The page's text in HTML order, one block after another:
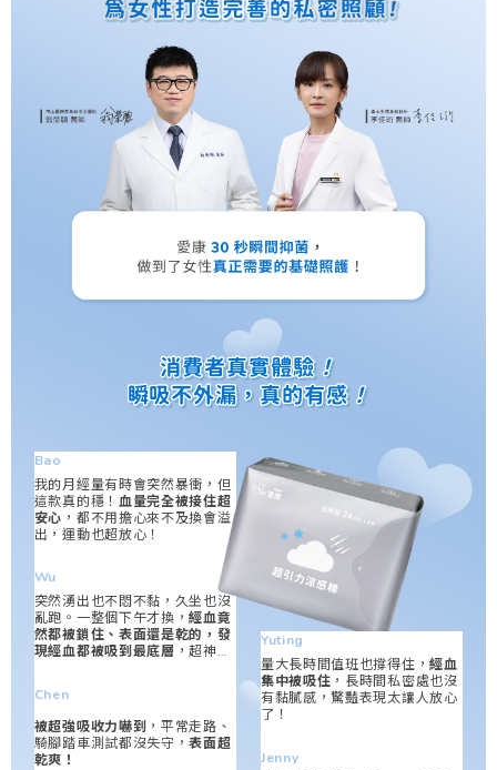
消費者真實體驗！
瞬吸不外漏，真的有感！
消費者真實體驗！
瞬吸不外漏，真的有感！
Bao
我的月經量有時會突然暴衝，但
這款真的穩！ 血量完全被接住超
安心 ，都不用擔心來不及換會溢
出，運動也超放心！
Wu
突然湧出也不悶不黏，久坐也沒
亂跑。一整個下午才換，經血竟
然都被鎖住、表面還是乾的，發
現經血都被吸到最底層 ，超神
Chen
被超強吸收力嚇到 ，平常走路、
騎腳踏車測試都沒失守，表面超
乾爽！
Yuting
量大長時間值班也撐得住，經血
集中被吸住 ，長時間私密處也沒
有黏膩感，驚豔表現太讓人放心
了！
Jenny